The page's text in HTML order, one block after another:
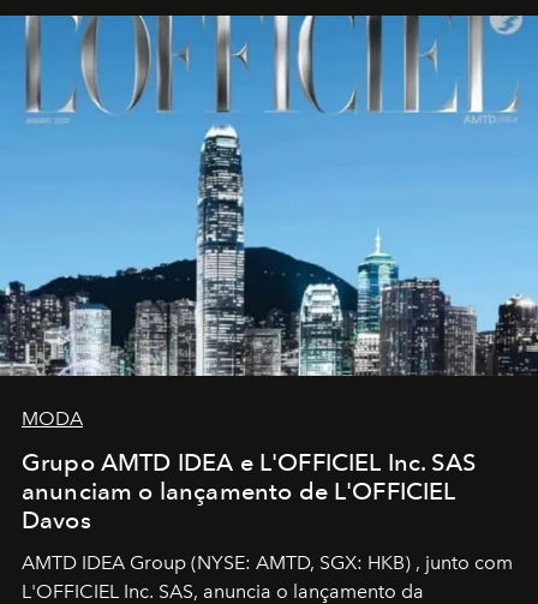
MODA
Grupo AMTD IDEA e L'OFFICIEL Inc. SAS
anunciam o lançamento de L'OFFICIEL
Davos
AMTD IDEA Group (NYSE: AMTD, SGX: HKB) , junto com
L'OFFICIEL Inc. SAS, anuncia o lançamento da